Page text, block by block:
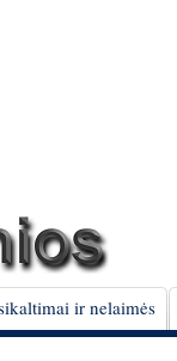
ir nelaimės